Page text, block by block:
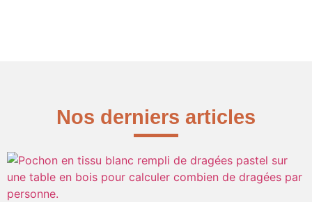
Nos derniers articles